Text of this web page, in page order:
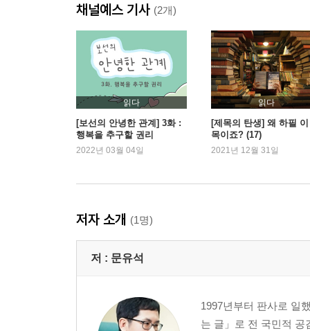
법치주의라는 사고방식
‘자유’의 연대기
유별날 자유, 비루할 자유, 불온할 자유
나는 나를 파괴할 권리가 있나
인간이라는 이름의 공해
3부 선의만으로 충분치 않다
_세상의 갈등 중 많은 경우가 선의와 선의의 부딪
성폭력은 자유에 대한 죄
과잉금지의 원칙
아름다운 판결과 냉정한 판결
4부 공정도 공존을 위한 것이다
_세상에서 제일 꼴 보기 싫은 게 뭘까? 다양하겠
채널예스 기사 (2개)
읽다
[보선의 안녕한 관계] 3화 :
행복을 추구할 권리
2022년 03월 04일
읽다
[제목의 탄생] 왜 하필
목이죠? (17)
2021년 12월 31일
저자 소개 (1명)
저 : 문유석
1997년부터 판사로 일
는 글」로 전 국민적